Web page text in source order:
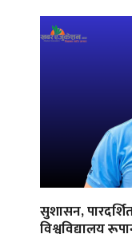
सुशासन,
विश्वविद्यालय